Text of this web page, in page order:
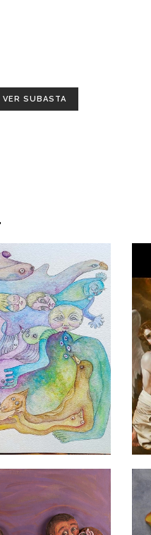
VER SUBASTA